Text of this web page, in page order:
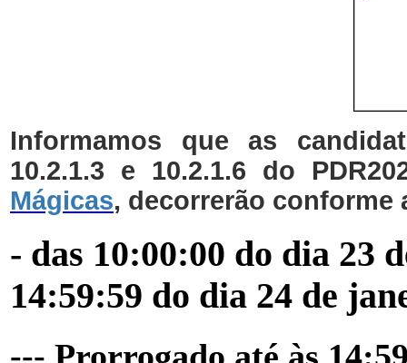
Informamos que as
10.2.1.3 e 10.2.1.6 do
Mágicas, decorrerão
- das 10:00:00 do dia 23
14:59:59 do dia 24 de